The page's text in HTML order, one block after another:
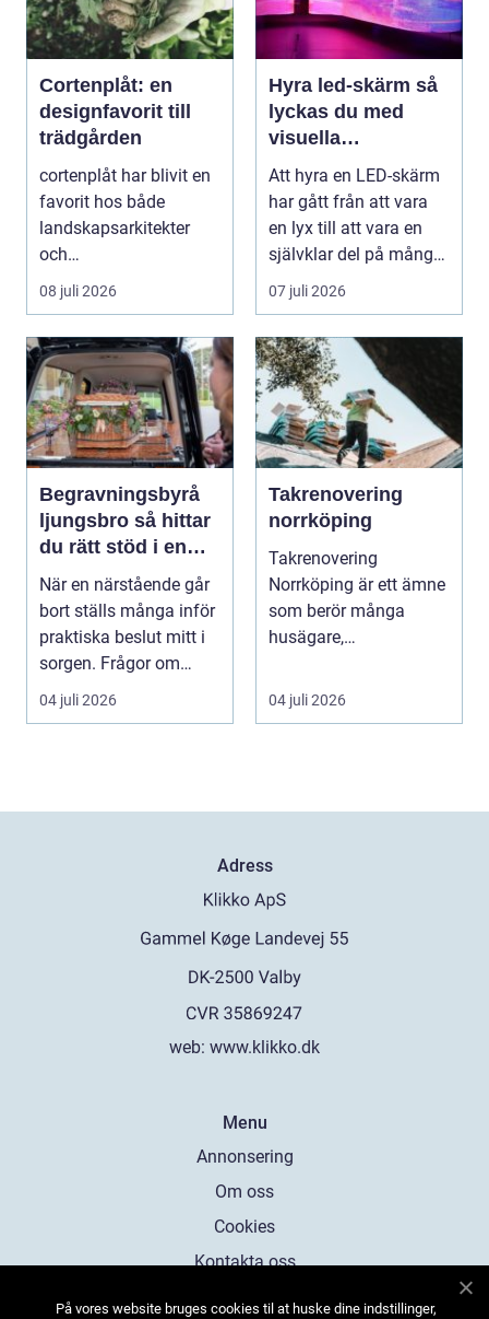
Cortenplåt: en
designfavorit till
trädgården
cortenplåt har blivit en
favorit hos både
landskapsarkitekter
och
trädgårdsentusiaster.
Det är ett m...
08 juli 2026
Hyra led-skärm så
lyckas du med
visuella
upplevelser på
event
Att hyra en LED-skärm
har gått från att vara
en lyx till att vara en
självklar del på många
event, m...
07 juli 2026
Begravningsbyrå
ljungsbro så hittar
du rätt stöd i en
svår tid
När en närstående går
bort ställs många inför
praktiska beslut mitt i
sorgen. Frågor om
ceremoni, ju...
04 juli 2026
Takrenovering
norrköping
Takrenovering
Norrköping är ett ämne
som berör många
husägare,
och fastighets...
04 juli 2026
Adress
web: www.klikko.dk
Menu
Annonsering
Om oss
Cookies
Kontakta oss
På vores website bruges cookies til at huske dine indstillinger,